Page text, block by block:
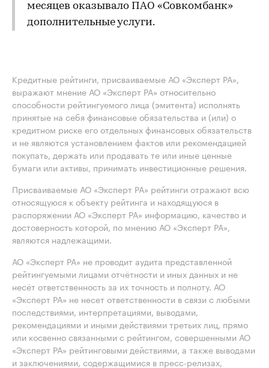
месяцев оказывало ПАО «Совкомбанк»
дополнительные услуги.
Кредитные рейтинги, присваиваемые АО «Эксперт РА»,
выражают мнение АО «Эксперт РА» относительно
способности рейтингуемого лица (эмитента) исполнять
принятые на себя финансовые обязательства и (или) о
кредитном риске его отдельных финансовых обязательств
и не являются установлением фактов или рекомендацией
покупать, держать или продавать те или иные ценные
бумаги или активы, принимать инвестиционные решения.
Присваиваемые АО «Эксперт РА» рейтинги отражают всю
относящуюся к объекту рейтинга и находящуюся в
распоряжении АО «Эксперт РА» информацию, качество и
достоверность которой, по мнению АО «Эксперт РА»,
являются надлежащими.
АО «Эксперт РА» не проводит аудита представленной
рейтингуемыми лицами отчётности и иных данных и не
несёт ответственность за их точность и полноту. АО
«Эксперт РА» не несет ответственности в связи с любыми
последствиями, интерпретациями, выводами,
рекомендациями и иными действиями третьих лиц, прямо
или косвенно связанными с рейтингом, совершенными АО
«Эксперт РА» рейтинговыми действиями, а также выводами
и заключениями, содержащимися в пресс-релизах,